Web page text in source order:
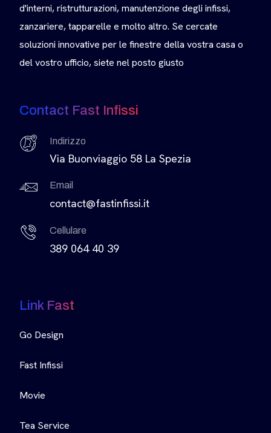
d'interni, ristrutturazioni, manutenzione degli infissi,
zanzariere, tapparelle e molto altro. Se cercate
soluzioni innovative per le finestre della vostra casa o
del vostro ufficio, siete nel posto giusto
Contact Fast Infissi
Indirizzo
Via Buonviaggio 58 La Spezia
Email
contact@fastinfissi.it
Cellulare
389 064 40 39
Link Fast
Go Design
Fast Infissi
Movie
Tea Service